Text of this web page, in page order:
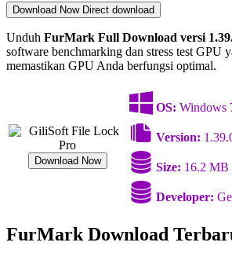
Download Now Direct download
Unduh FurMark Full Download versi
software benchmarking dan stress test
memastikan GPU Anda berfungsi optimal.
Download Now
OS: Windows
Version:
Size: 16.2 MB
Developer:
FurMark Download